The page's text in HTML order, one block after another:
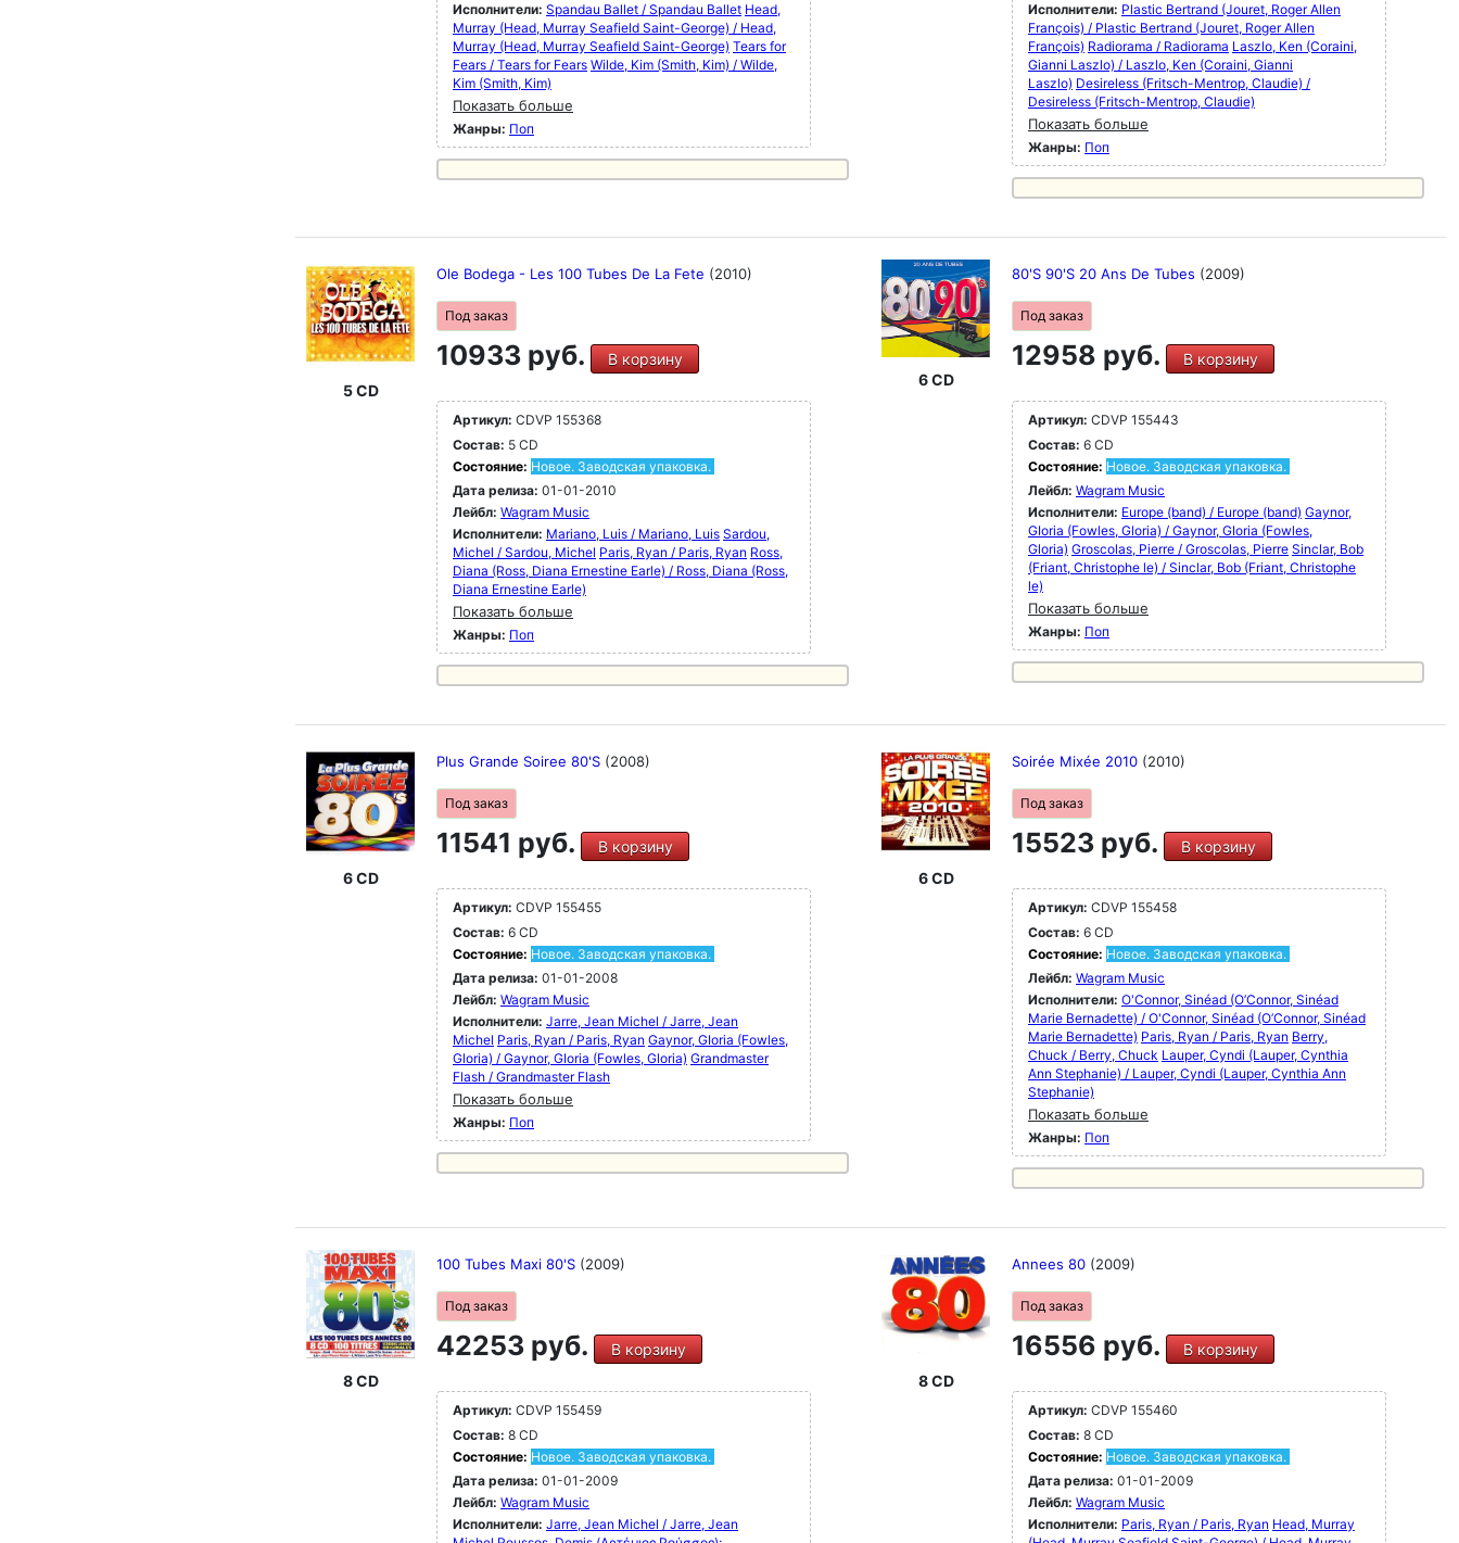
Исполнители: Spandau Ballet / Spandau Ballet Head,
Murray (Head, Murray Seafield Saint-George) / Head,
Murray (Head, Murray Seafield Saint-George) Tears for
Fears / Tears for Fears Wilde, Kim (Smith, Kim) / Wilde,
Kim (Smith, Kim)
Показать больше
Жанры: Поп
Исполнители: Plastic Bertrand (Jouret, Roger Allen
François) / Plastic Bertrand (Jouret, Roger Allen
François) Radiorama / Radiorama Laszlo, Ken (Coraini,
Gianni Laszlo) / Laszlo, Ken (Coraini, Gianni
Laszlo) Desireless (Fritsch-Mentrop, Claudie) /
Desireless (Fritsch-Mentrop, Claudie)
Показать больше
Жанры: Поп
5 CD
Ole Bodega - Les 100 Tubes De La Fete (2010)
Под заказ
10933 руб. В корзину
Артикул: CDVP 155368
Состав: 5 CD
Состояние: Новое. Заводская упаковка.
Дата релиза: 01-01-2010
Лейбл: Wagram Music
Исполнители: Mariano, Luis / Mariano, Luis Sardou,
Michel / Sardou, Michel Paris, Ryan / Paris, Ryan Ross,
Diana (Ross, Diana Ernestine Earle) / Ross, Diana (Ross,
Diana Ernestine Earle)
Показать больше
Жанры: Поп
6 CD
80'S 90'S 20 Ans De Tubes (2009)
Под заказ
12958 руб. В корзину
Артикул: CDVP 155443
Состав: 6 CD
Состояние: Новое. Заводская упаковка.
Лейбл: Wagram Music
Исполнители: Europe (band) / Europe (band) Gaynor,
GIoria (Fowles, Gloria) / Gaynor, GIoria (Fowles,
Gloria) Groscolas, Pierre / Groscolas, Pierre Sinclar, Bob
(Friant, Christophe le) / Sinclar, Bob (Friant, Christophe
le)
Показать больше
Жанры: Поп
6 CD
Plus Grande Soiree 80'S (2008)
Под заказ
11541 руб. В корзину
Артикул: CDVP 155455
Состав: 6 CD
Состояние: Новое. Заводская упаковка.
Дата релиза: 01-01-2008
Лейбл: Wagram Music
Исполнители: Jarre, Jean Michel / Jarre, Jean
Michel Paris, Ryan / Paris, Ryan Gaynor, GIoria (Fowles,
Gloria) / Gaynor, GIoria (Fowles, Gloria) Grandmaster
Flash / Grandmaster Flash
Показать больше
Жанры: Поп
6 CD
Soirée Mixée 2010 (2010)
Под заказ
15523 руб. В корзину
Артикул: CDVP 155458
Состав: 6 CD
Состояние: Новое. Заводская упаковка.
Лейбл: Wagram Music
Исполнители: O'Connor, Sinéad (O’Connor, Sinéad
Marie Bernadette) / O'Connor, Sinéad (O’Connor, Sinéad
Marie Bernadette) Paris, Ryan / Paris, Ryan Berry,
Chuck / Berry, Chuck Lauper, Cyndi (Lauper, Cynthia
Ann Stephanie) / Lauper, Cyndi (Lauper, Cynthia Ann
Stephanie)
Показать больше
Жанры: Поп
8 CD
100 Tubes Maxi 80'S (2009)
Под заказ
42253 руб. В корзину
Артикул: CDVP 155459
Состав: 8 CD
Состояние: Новое. Заводская упаковка.
Дата релиза: 01-01-2009
Лейбл: Wagram Music
Исполнители: Jarre, Jean Michel / Jarre, Jean
8 CD
Annees 80 (2009)
Под заказ
16556 руб. В корзину
Артикул: CDVP 155460
Состав: 8 CD
Состояние: Новое. Заводская упаковка.
Дата релиза: 01-01-2009
Лейбл: Wagram Music
Исполнители: Paris, Ryan / Paris, Ryan Head, Murray